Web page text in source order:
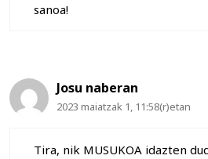
sanoa!
Josu naberan
2023 maiatzak 1, 11:58(r)etan
Tira, nik MUSUKOA idazten